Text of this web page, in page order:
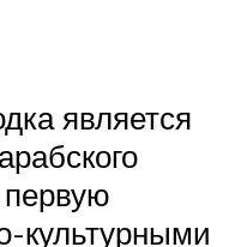
является
культурными